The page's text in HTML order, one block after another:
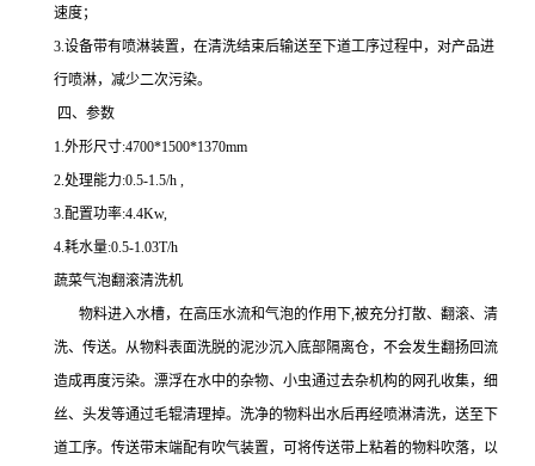
速度；
3.设备带有喷淋装置，在清洗结束后输送至下道工序过程中，对产品进
行喷淋，减少二次污染。
四、参数
1.外形尺寸:4700*1500*1370mm
2.处理能力:0.5-1.5/h ,
3.配置功率:4.4Kw,
4.耗水量:0.5-1.03T/h
蔬菜气泡翻滚清洗机
物料进入水槽，在高压水流和气泡的作用下,被充分打散、翻滚、清
洗、传送。从物料表面洗脱的泥沙沉入底部隔离仓，不会发生翻扬回流
造成再度污染。漂浮在水中的杂物、小虫通过去杂机构的网孔收集，细
丝、头发等通过毛辊清理掉。洗净的物料出水后再经喷淋清洗，送至下
道工序。传送带末端配有吹气装置，可将传送带上粘着的物料吹落，以